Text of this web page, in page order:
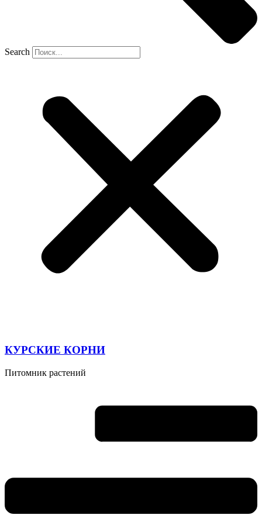
Search
КУРСКИЕ КОРНИ
Питомник растений